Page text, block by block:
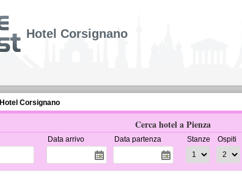
Hotel Corsignano
Hotel Corsignano
Cerca hotel a Pienza
Data arrivo Data partenza Stanze Ospiti